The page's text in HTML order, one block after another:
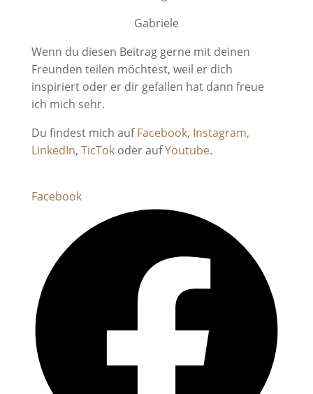
Gabriele
Wenn du diesen Beitrag gerne mit deinen
Freunden teilen möchtest, weil er dich
inspiriert oder er dir gefallen hat dann freue
ich mich sehr.
Du findest mich aufFacebook, Instagram,
LinkedIn, TicTokoder aufYoutube.
Facebook